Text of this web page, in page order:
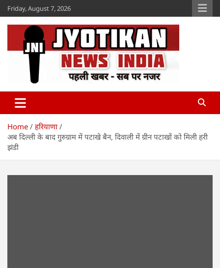
Skip
to
content
Friday, August 7, 2026
Jyotikan
Home
हरियाणा
अब दिल्ली के बाद गुरुग्राम में पटाखे बैन, दिवाली में ग्रीन पटाखों को मिली हरी
झंडी